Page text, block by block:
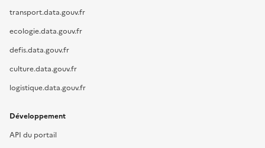
transport.data.gouv.fr
ecologie.data.gouv.fr
defis.data.gouv.fr
culture.data.gouv.fr
logistique.data.gouv.fr
Développement
API du portail